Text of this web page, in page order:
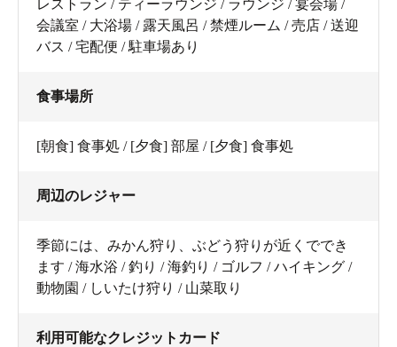
レストラン / ティーラウンジ / ラウンジ / 宴会場 /
会議室 / 大浴場 / 露天風呂 / 禁煙ルーム / 売店 / 送迎
バス / 宅配便 / 駐車場あり
食事場所
[朝食] 食事処 / [夕食] 部屋 / [夕食] 食事処
周辺のレジャー
季節には、みかん狩り、ぶどう狩りが近くででき
ます / 海水浴 / 釣り / 海釣り / ゴルフ / ハイキング /
動物園 / しいたけ狩り / 山菜取り
利用可能なクレジットカード